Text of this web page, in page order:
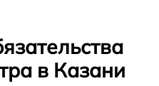
в Казани